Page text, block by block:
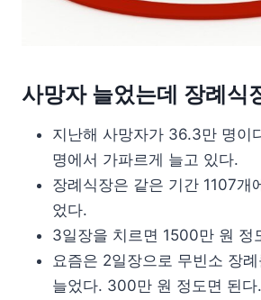
사망자 늘었는데 장례식
지난해 사망자가 36.3만 명이
명에서 가파르게 늘고 있다.
장례식장은 같은 기간 1107개
었다.
3일장을 치르면 1500만 원 정
요즘은 2일장으로 무빈소 장
늘었다. 300만 원 정도면 된다.